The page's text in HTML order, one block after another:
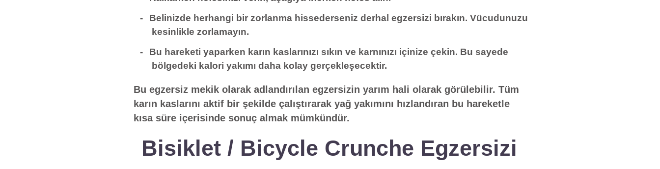
Belinizde herhangi bir zorlanma hissederseniz derhal egzersizi bırakın. Vücudunuzu
kesinlikle zorlamayın.
Bu hareketi yaparken karın kaslarınızı sıkın ve karnınızı içinize çekin. Bu sayede
bölgedeki kalori yakımı daha kolay gerçekleşecektir.
Bu egzersiz mekik olarak adlandırılan egzersizin yarım hali olarak görülebilir. Tüm
karın kaslarını aktif bir şekilde çalıştırarak yağ yakımını hızlandıran bu hareketle
kısa süre içerisinde sonuç almak mümkündür.
Bisiklet / Bicycle Crunche Egzersizi